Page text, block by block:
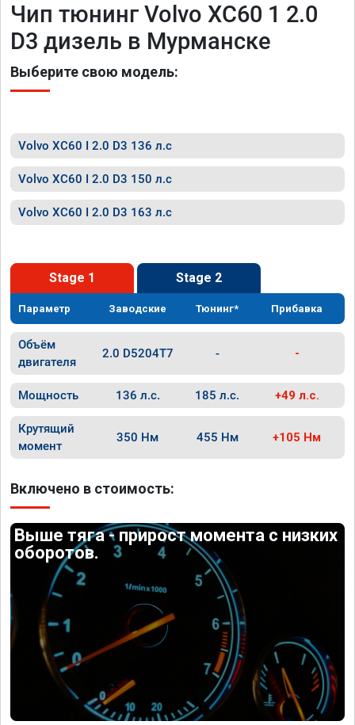
Чип тюнинг Volvo XC60 1 2.0
D3 дизель в Мурманске
Выберите свою модель:
Volvo XC60 I 2.0 D3 136 л.с
Volvo XC60 I 2.0 D3 150 л.с
Volvo XC60 I 2.0 D3 163 л.с
Stage 1 Stage 2
Параметр Заводские Тюнинг* Прибавка
Объём
двигателя
2.0 D5204T7 - -
Мощность 136 л.с. 185 л.с. +49 л.с.
Крутящий
момент
350 Нм 455 Нм +105 Нм
Включено в стоимость:
Выше тяга - прирост момента с низких
оборотов.